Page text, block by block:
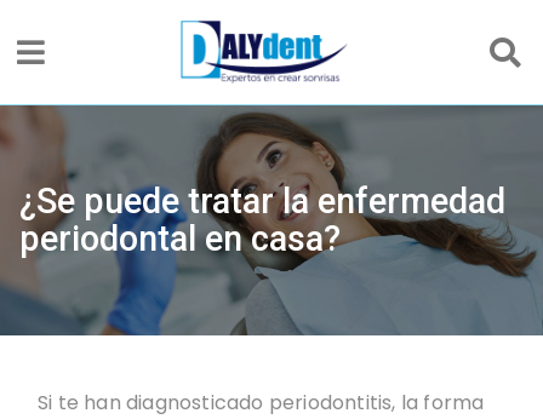
¿Se puede tratar la enfermedad
periodontal en casa?
Si te han diagnosticado periodontitis, la forma